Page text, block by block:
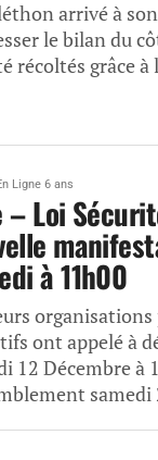
arrivé à
le bilan du
récoltés grâce à
Ligne 6 ans
– Loi
à 11h00
ont appelé à
12 Décembre à
samedi